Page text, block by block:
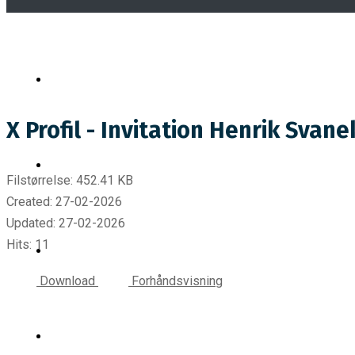
X Profil - Invitation Henrik
Filstørrelse: 452.41 KB
Created: 27-02-2026
Updated: 27-02-2026
Hits: 11
Download Forhåndsvisning